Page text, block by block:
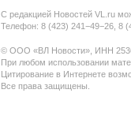
С редакцией Новостей VL.ru
Телефон: 8 (423) 241−49−26, 8
© ООО «ВЛ Новости», ИНН
При любом использовании
Цитирование в Интернете
Все права защищены.